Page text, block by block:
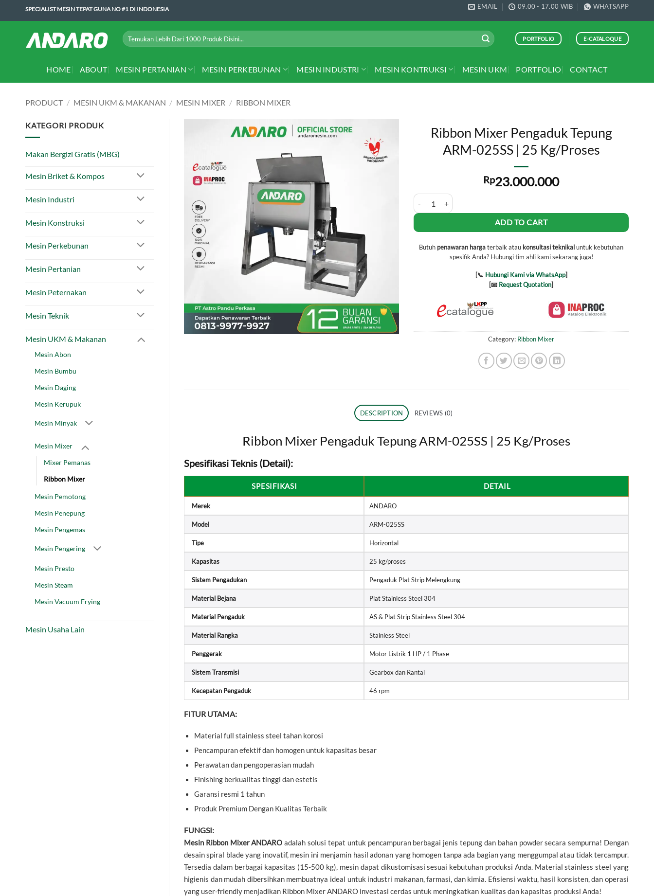
SPECIALIST MESIN TEPAT GUNA NO #1 DI INDONESIA EMAIL 09.00 - 17.00 WIB WHATSAPP
Search
for:
PORTFOLIO E-CATALOQUE
HOME ABOUT MESIN PERTANIAN MESIN PERKEBUNAN MESIN INDUSTRI MESIN KONTRUKSI MESIN UKM PORTFOLIO CONTACT
PRODUCT / MESIN UKM & MAKANAN / MESIN MIXER / RIBBON MIXER
KATEGORI PRODUK
Makan Bergizi Gratis (MBG)
Mesin Briket & Kompos
Mesin Industri
Mesin Konstruksi
Mesin Perkebunan
Mesin Pertanian
Mesin Peternakan
Mesin Teknik
Mesin UKM & Makanan
Mesin Abon
Mesin Bumbu
Mesin Daging
Mesin Kerupuk
Mesin Minyak
Mesin Mixer
Mixer Pemanas
Ribbon Mixer
Mesin Pemotong
Mesin Penepung
Mesin Pengemas
Mesin Pengering
Mesin Presto
Mesin Steam
Mesin Vacuum Frying
Mesin Usaha Lain
Ribbon Mixer Pengaduk Tepung
ARM-025SS | 25 Kg/Proses
Rp23.000.000
Ribbon Mixer Pengaduk Tepung ARM-025SS | 25 Kg/Proses quantity
ADD TO CART
Butuh penawaran hargaterbaik atau konsultasi teknikaluntuk kebutuhan
spesifik Anda? Hubungi tim ahli kami sekarang juga!
[📞 Hubungi Kami via WhatsApp]
[📧 Request Quotation]
Category: Ribbon Mixer
DESCRIPTION REVIEWS (0)
Ribbon Mixer Pengaduk Tepung ARM-025SS | 25 Kg/Proses
Spesifikasi Teknis (Detail):
SPESIFIKASI DETAIL
Merek ANDARO
Model ARM-025SS
Tipe Horizontal
Kapasitas 25 kg/proses
Sistem Pengadukan Pengaduk Plat Strip Melengkung
Material Bejana Plat Stainless Steel 304
Material Pengaduk AS & Plat Strip Stainless Steel 304
Material Rangka Stainless Steel
Penggerak Motor Listrik 1 HP / 1 Phase
Sistem Transmisi Gearbox dan Rantai
Kecepatan Pengaduk 46 rpm
FITUR UTAMA:
Material full stainless steel tahan korosi
Pencampuran efektif dan homogen untuk kapasitas besar
Perawatan dan pengoperasian mudah
Finishing berkualitas tinggi dan estetis
Garansi resmi 1 tahun
Produk Premium Dengan Kualitas Terbaik
FUNGSI:
Mesin Ribbon Mixer ANDARO adalah solusi tepat untuk pencampuran berbagai jenis tepung dan bahan powder secara sempurna! Dengan
desain spiral blade yang inovatif, mesin ini menjamin hasil adonan yang homogen tanpa ada bagian yang menggumpal atau tidak tercampur.
Tersedia dalam berbagai kapasitas (15-500 kg), mesin dapat dikustomisasi sesuai kebutuhan produksi Anda. Material stainless steel yang
higienis dan mudah dibersihkan membuatnya ideal untuk industri makanan, farmasi, dan kimia. Efisiensi waktu, hasil konsisten, dan operasi
yang user-friendly menjadikan Ribbon Mixer ANDARO investasi cerdas untuk meningkatkan kualitas dan kapasitas produksi Anda!